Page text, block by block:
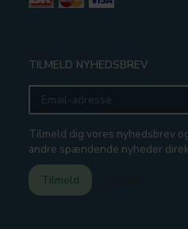
TILMELD NYHEDSBREV
Email-
adresse
Tilmeld dig vores nyhedsbrev
andre spændende nyheder
Tilmeld